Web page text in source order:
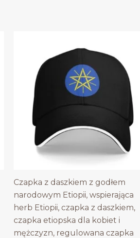
Czapka z daszkiem z godłem
narodowym Etiopii, wspierająca
herb Etiopii, czapka z daszkiem,
czapka etiopska dla kobiet i
mężczyzn, regulowana czapka